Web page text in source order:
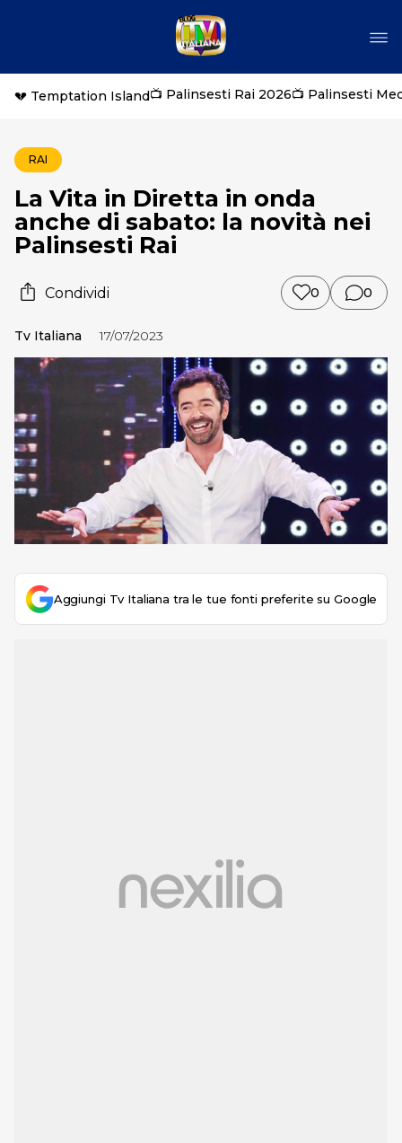
💔 Temptation Island📺 Palinsesti Rai 2026📺 Palinsesti
RAI
La Vita in Diretta in onda
anche di sabato: la novità nei
Palinsesti Rai
Condividi 0 0
Tv Italiana 17/07/2023
Aggiungi Tv Italiana tra le tue fonti preferite su Google